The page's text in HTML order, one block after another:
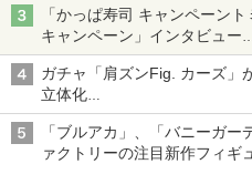
「かっぱ寿司 キャンペーン
キャンペーン」インタビュー
子どもが楽しめるかっぱ寿司
追求
ガチャ「肩ズンFig. カーズ」
立体化
ライトニング・マックィーン
「ブルアカ」、「バニーガ
ァクトリーの注目新作フィギ